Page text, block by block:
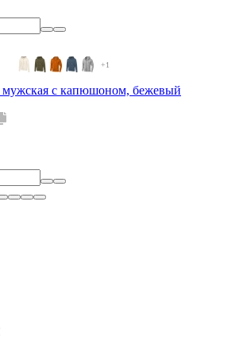
+1
мужская с капюшоном, бежевый